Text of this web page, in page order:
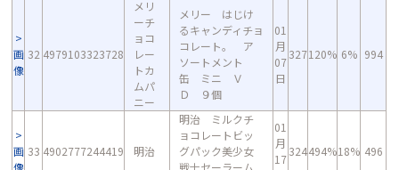
画
像
32 4979103323728
メリ
ーチ
ョコ
レー
トカ
ムパ
ニー
メリー はじけ
るキャンディチョ
コレート。 ア
ソートメント
缶 ミニ Ｖ
Ｄ ９個
01
月
07
日
327120% 6% 994
画
像
33 4902777244419 明治
明治 ミルクチ
ョコレートビッ
グパック美少女
戦士セーラーム
01
月
17
324494%18% 496